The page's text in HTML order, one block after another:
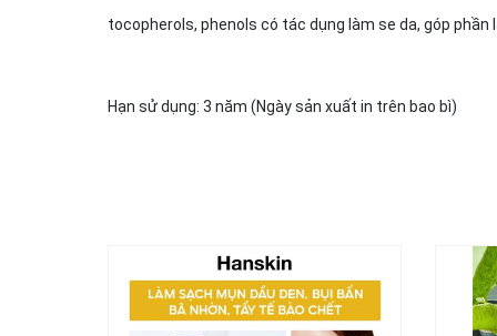
tocopherols, phenols có tác dụng làm se da, góp
Hạn sử dụng: 3 năm (Ngày sản xuất in trên bao bì)